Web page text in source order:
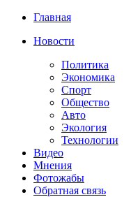
Главная
Новости
Политика
Экономика
Спорт
Общество
Авто
Экология
Технологии
Видео
Мнения
Фотожабы
Обратная связь